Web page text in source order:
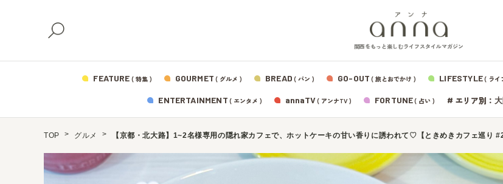
関西をもっと楽しむライフスタイルマガジン
FEATURE ( 特集 ) GOURMET ( グルメ ) BREAD ( パン ) GO-OUT ( 旅とおでかけ ) LIFESTYLE( ライ
ENTERTAINMENT ( エンタメ ) annaTV( アンナTV ) FORTUNE( 占い ) # エリア別：
TOP グルメ 【京都・北大路】1~2名様専用の隠れ家カフェで、ホットケーキの甘い香りに誘われて♡【ときめきカフェ巡り